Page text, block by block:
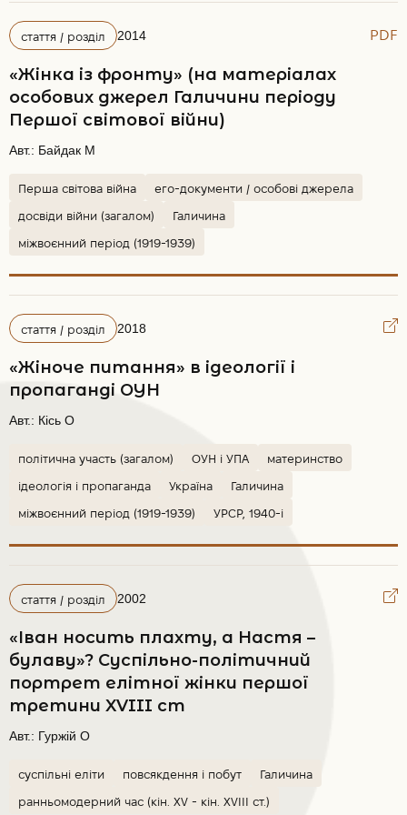
стаття / розділ 2014 PDF
«Жінка із фронту» (на матеріалах
особових джерел Галичини періоду
Першої світової війни)
Авт.: Байдак М
Перша світова війна его-документи / особові джерела
досвіди війни (загалом) Галичина
міжвоєнний період (1919-1939)
стаття / розділ 2018
«Жіноче питання» в ідеології і
пропаганді ОУН
Авт.: Кісь О
політична участь (загалом) ОУН і УПА материнство
ідеологія і пропаганда Україна Галичина
міжвоєнний період (1919-1939) УРСР, 1940-і
стаття / розділ 2002
«Іван носить плахту, а Настя –
булаву»? Суспільно-політичний
портрет елітної жінки першої
третини XVIII ст
Авт.: Гуржій О
суспільні еліти повсякдення і побут Галичина
ранньомодерний час (кін. XV - кін. XVIII ст.)